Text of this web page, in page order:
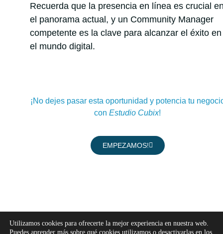
Recuerda que la presencia en línea es crucial
el panorama actual, y un Community Manager
competente es la clave para alcanzar el éxito en
el mundo digital.
¡No dejes pasar esta oportunidad y potencia tu
con Estudio Cubix!
EMPEZAMOS!
>> SIGUENOS EN NUESTRAS REDES <<
Utilizamos cookies para ofrecerte la mejor experiencia en nuestra web.
Puedes aprender más sobre qué cookies utilizamos o desactivarlas en los